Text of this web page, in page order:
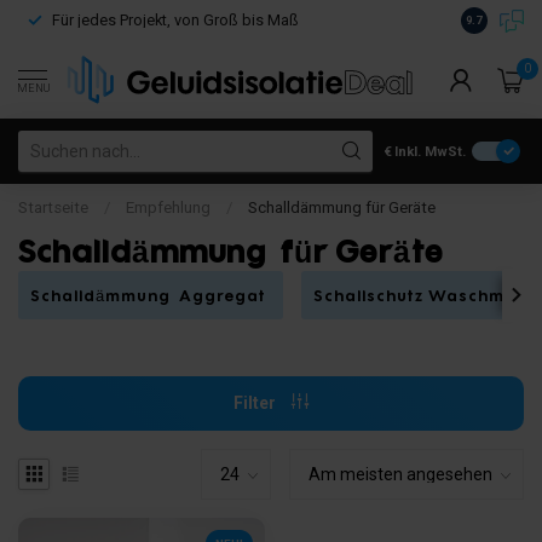
Für jedes Projekt, von Groß bis Maß
€100
9.7
MENU
0
€ Inkl. MwSt.
Startseite Empfehlung Schalldämmung für Geräte
Schalldämmung für Geräte
Schalldämmung Aggregat Schallschutz
Filter